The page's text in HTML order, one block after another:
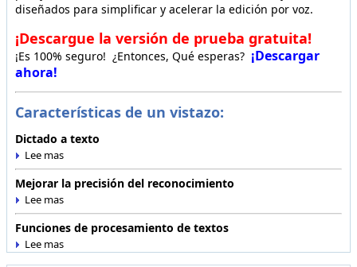
diseñados para simplificar y acelerar la edición por voz.
¡Descargue la versión de prueba gratuita!
¡Es 100% seguro! ¿Entonces, Qué esperas? ¡Descargar
ahora!
Características de un vistazo:
Dictado a texto
Mejorar la precisión del reconocimiento
Funciones de procesamiento de textos